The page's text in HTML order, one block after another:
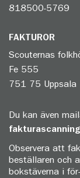
818500-5769
FAKTUROR
Scouternas
Fe 555
751 75 Uppsala
Du kan även
Observera att
beställaren och
bokstäverna i